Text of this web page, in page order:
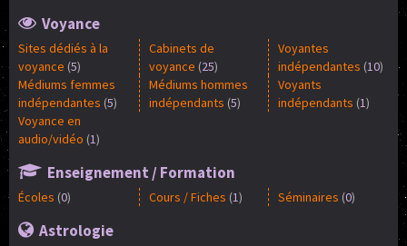
Voyance
Sites dédiés à la
voyance (5)
Cabinets de
voyance (25)
Voyantes
indépendantes (10)
Médiums femmes
indépendantes (5)
Médiums hommes
indépendants (5)
Voyants
indépendants (1)
Voyance en
audio/vidéo (1)
Enseignement / Formation
Écoles (0) Cours / Fiches (1) Séminaires (0)
Astrologie